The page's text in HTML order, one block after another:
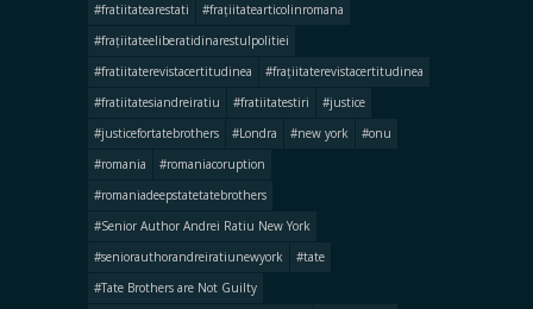
#fratiitatearestati
#frațiitatearticolinromana
#frațiitateeliberatidinarestulpolitiei
#fratiitaterevistacertitudinea
#frațiitaterevistacertitudinea
#fratiitatesiandreiratiu
#fratiitatestiri
#justice
#justicefortatebrothers
#Londra #new york
#onu
#romania
#romaniacoruption
#romaniadeepstatetatebrothers
#Senior Author Andrei Ratiu New York
#seniorauthorandreiratiunewyork
#tate
#Tate Brothers are Not Guilty